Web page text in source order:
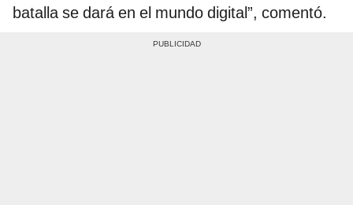
batalla se dará en el mundo digital”, comentó.